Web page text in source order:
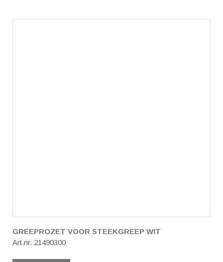
GREEPROZET VOOR STEEKGREEP WIT
Art.nr. 21490300